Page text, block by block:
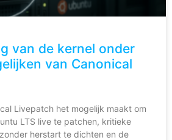
van de kernel onder
van Canonical
Livepatch het mogelijk maakt om
LTS live te patchen, kritieke
herstart te dichten en de